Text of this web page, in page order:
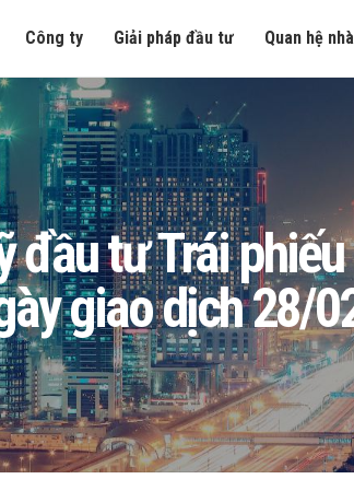
Công ty Giải pháp đầu tư Quan hệ
đầu tư Trái
giao dịch 28/